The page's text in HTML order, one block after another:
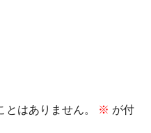
はありません。 ※ が付